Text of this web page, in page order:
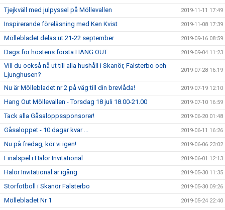
Tjejkväll med julpyssel på Möllevallen 2019-11-11 17:49
Inspirerande föreläsning med Ken Kvist 2019-11-08 17:39
Möllebladet delas ut 21-22 september 2019-09-16 08:59
Dags för höstens första HANG OUT 2019-09-04 11:23
Vill du också nå ut till alla hushåll i Skanör, Falsterbo och
Ljunghusen?
2019-07-28 16:19
Nu är Möllebladet nr 2 på väg till din brevlåda! 2019-07-19 12:10
Hang Out Möllevallen - Torsdag 18 juli 18.00-21.00 2019-07-10 16:59
Tack alla Gåsaloppssponsorer! 2019-06-20 01:48
Gåsaloppet - 10 dagar kvar ... 2019-06-11 16:26
Nu på fredag, kör vi igen! 2019-06-06 23:02
Finalspel i Halör Invitational 2019-06-01 12:13
Halör Invitational är igång 2019-05-30 11:35
Storfotboll i Skanör Falsterbo 2019-05-30 09:26
Möllebladet Nr 1 2019-05-24 22:40